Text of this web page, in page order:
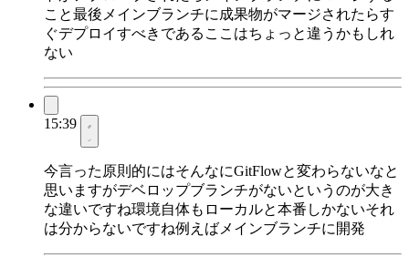
こと最後メインブランチに成果物がマージされたらす
ぐデプロイすべきであるここはちょっと違うかもしれ
ない
15:39
今言った原則的にはそんなにGitFlowと変わらないなと
思いますがデベロップブランチがないというのが大き
な違いですね環境自体もローカルと本番しかないそれ
は分からないですね例えばメインブランチに開発